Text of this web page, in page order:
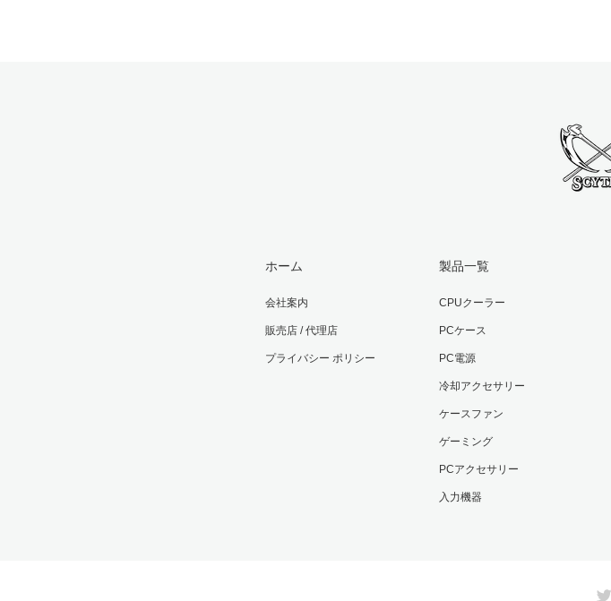
ホーム
会社案内
販売店 / 代理店
プライバシー ポリシー
製品一覧
CPUクーラー
PCケース
PC電源
冷却アクセサリー
ケースファン
ゲーミング
PCアクセサリー
入力機器